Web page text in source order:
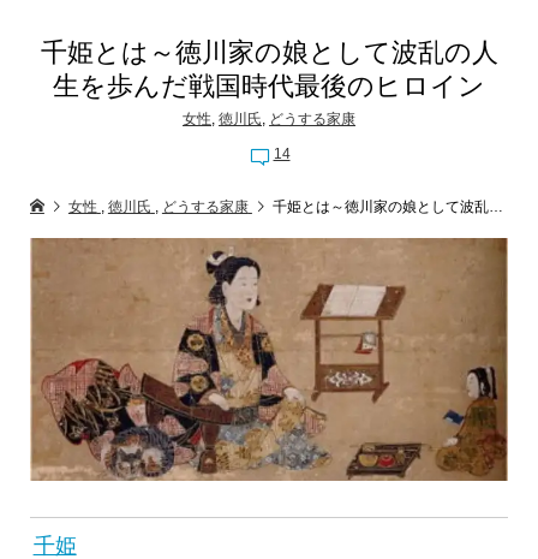
千姫とは～徳川家の娘として波乱の人
生を歩んだ戦国時代最後のヒロイン
女性, 徳川氏, どうする家康
14
女性 , 徳川氏 , どうする家康 千姫とは～徳川家の娘として波乱の人生を歩んだ戦国時代最後のヒロイン
千姫